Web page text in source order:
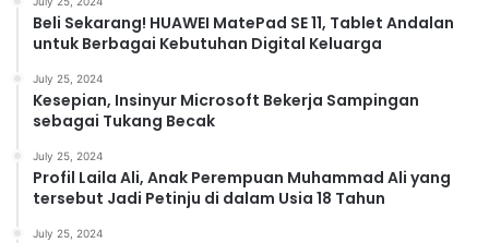
Beli Sekarang! HUAWEI MatePad SE 11, Tablet Andalan
untuk Berbagai Kebutuhan Digital Keluarga
July 25, 2024
Kesepian, Insinyur Microsoft Bekerja Sampingan
sebagai Tukang Becak
July 25, 2024
Profil Laila Ali, Anak Perempuan Muhammad Ali yang
tersebut Jadi Petinju di dalam Usia 18 Tahun
July 25, 2024